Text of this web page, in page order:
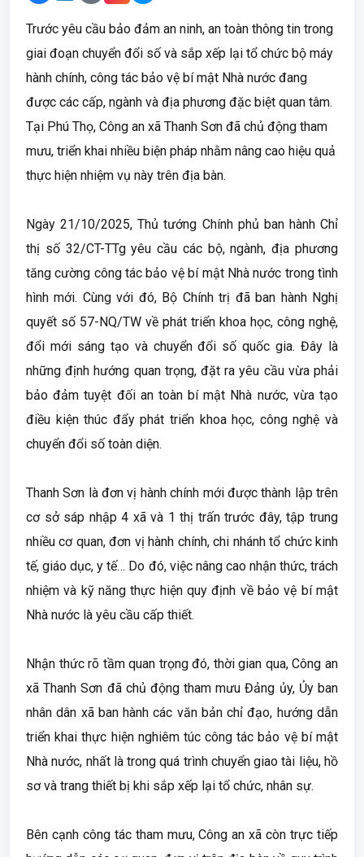
Trước yêu cầu bảo đảm an ninh, an toàn thông tin trong
giai đoạn chuyển đổi số và sắp xếp lại tổ chức bộ máy
hành chính, công tác bảo vệ bí mật Nhà nước đang
được các cấp, ngành và địa phương đặc biệt quan tâm.
Tại Phú Thọ, Công an xã Thanh Sơn đã chủ động tham
mưu, triển khai nhiều biện pháp nhằm nâng cao hiệu quả
thực hiện nhiệm vụ này trên địa bàn.
Ngày 21/10/2025, Thủ tướng Chính phủ ban hành Chỉ
thị số 32/CT-TTg yêu cầu các bộ, ngành, địa phương
tăng cường công tác bảo vệ bí mật Nhà nước trong tình
hình mới. Cùng với đó, Bộ Chính trị đã ban hành Nghị
quyết số 57-NQ/TW về phát triển khoa học, công nghệ,
đổi mới sáng tạo và chuyển đổi số quốc gia. Đây là
những định hướng quan trọng, đặt ra yêu cầu vừa phải
bảo đảm tuyệt đối an toàn bí mật Nhà nước, vừa tạo
điều kiện thúc đẩy phát triển khoa học, công nghệ và
chuyển đổi số toàn diện.
Thanh Sơn là đơn vị hành chính mới được thành lập trên
cơ sở sáp nhập 4 xã và 1 thị trấn trước đây, tập trung
nhiều cơ quan, đơn vị hành chính, chi nhánh tổ chức kinh
tế, giáo dục, y tế… Do đó, việc nâng cao nhận thức, trách
nhiệm và kỹ năng thực hiện quy định về bảo vệ bí mật
Nhà nước là yêu cầu cấp thiết.
Nhận thức rõ tầm quan trọng đó, thời gian qua, Công an
xã Thanh Sơn đã chủ động tham mưu Đảng ủy, Ủy ban
nhân dân xã ban hành các văn bản chỉ đạo, hướng dẫn
triển khai thực hiện nghiêm túc công tác bảo vệ bí mật
Nhà nước, nhất là trong quá trình chuyển giao tài liệu, hồ
sơ và trang thiết bị khi sắp xếp lại tổ chức, nhân sự.
Bên cạnh công tác tham mưu, Công an xã còn trực tiếp